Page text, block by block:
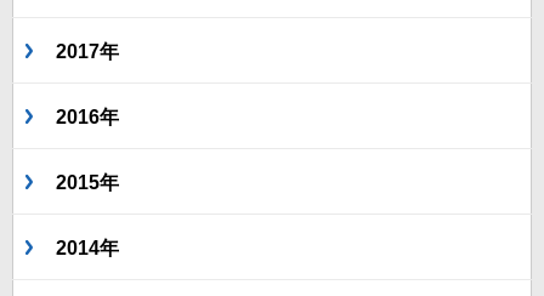
2017年
2016年
2015年
2014年